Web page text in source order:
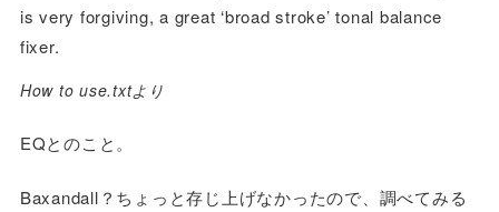
is very forgiving, a great ‘broad stroke’ tonal balance
fixer.
How to use.txtより
EQとのこと。
Baxandall？ちょっと存じ上げなかったので、調べてみる